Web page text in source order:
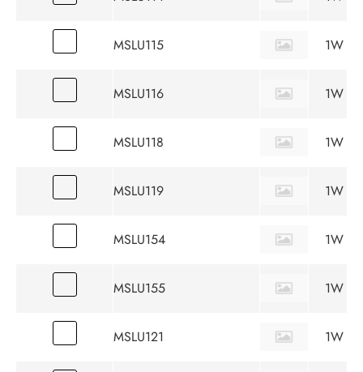
MSLU115 1W
MSLU116 1W
MSLU118 1W
MSLU119 1W
MSLU154 1W
MSLU155 1W
MSLU121 1W